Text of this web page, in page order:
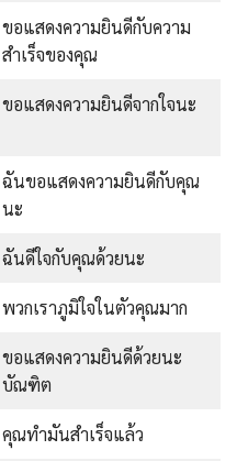
ขอแสดงความยินดีกับความ
สำเร็จของคุณ
ขอแสดงความยินดีจากใจนะ
ฉันขอแสดงความยินดีกับคุณ
นะ
ฉันดีใจกับคุณด้วยนะ
พวกเราภูมิใจในตัวคุณมาก
ขอแสดงความยินดีด้วยนะ
บัณฑิต
คุณทำมันสำเร็จแล้ว